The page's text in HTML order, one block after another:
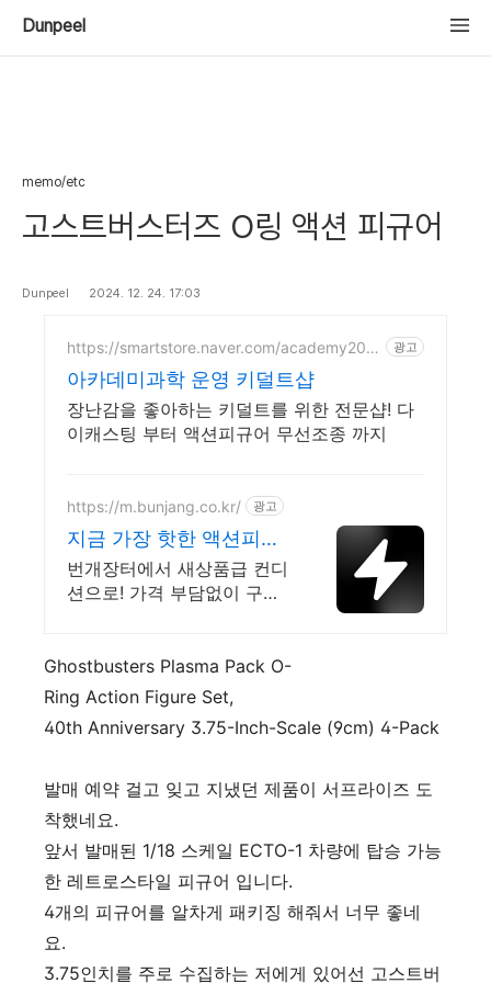
Dunpeel
memo/etc
고스트버스터즈 O링 액션 피규어
Dunpeel 2024. 12. 24. 17:03
https://smartstore.naver.com/academy202
광고
아카데미과학 운영 키덜트샵
장난감을 좋아하는 키덜트를 위한 전문샵! 다
이캐스팅 부터 액션피규어 무선조종 까지
https://m.bunjang.co.kr/ 광고
지금 가장 핫한 액션피규
어 국내 최대 브랜드 중고
거래
번개장터에서 새상품급 컨디
션으로! 가격 부담없이 구매
10만 개 이상의 신규 상품 업
로드
Ghostbusters Plasma Pack O-
Ring Action Figure Set,
40th Anniversary 3.75-Inch-Scale (9cm) 4-Pack
발매 예약 걸고 잊고 지냈던 제품이 서프라이즈 도
착했네요.
앞서 발매된 1/18 스케일 ECTO-1 차량에 탑승 가능
한 레트로스타일 피규어 입니다.
4개의 피규어를 알차게 패키징 해줘서 너무 좋네
요.
3.75인치를 주로 수집하는 저에게 있어선 고스트버